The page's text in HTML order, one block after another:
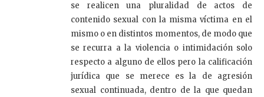
se realicen una pluralidad de actos de
contenido sexual con la misma víctima en el
mismo o en distintos momentos, de modo que
se recurra a la violencia o intimidación solo
respecto a alguno de ellos pero la calificación
jurídica que se merece es la de agresión
sexual continuada, dentro de la que quedan